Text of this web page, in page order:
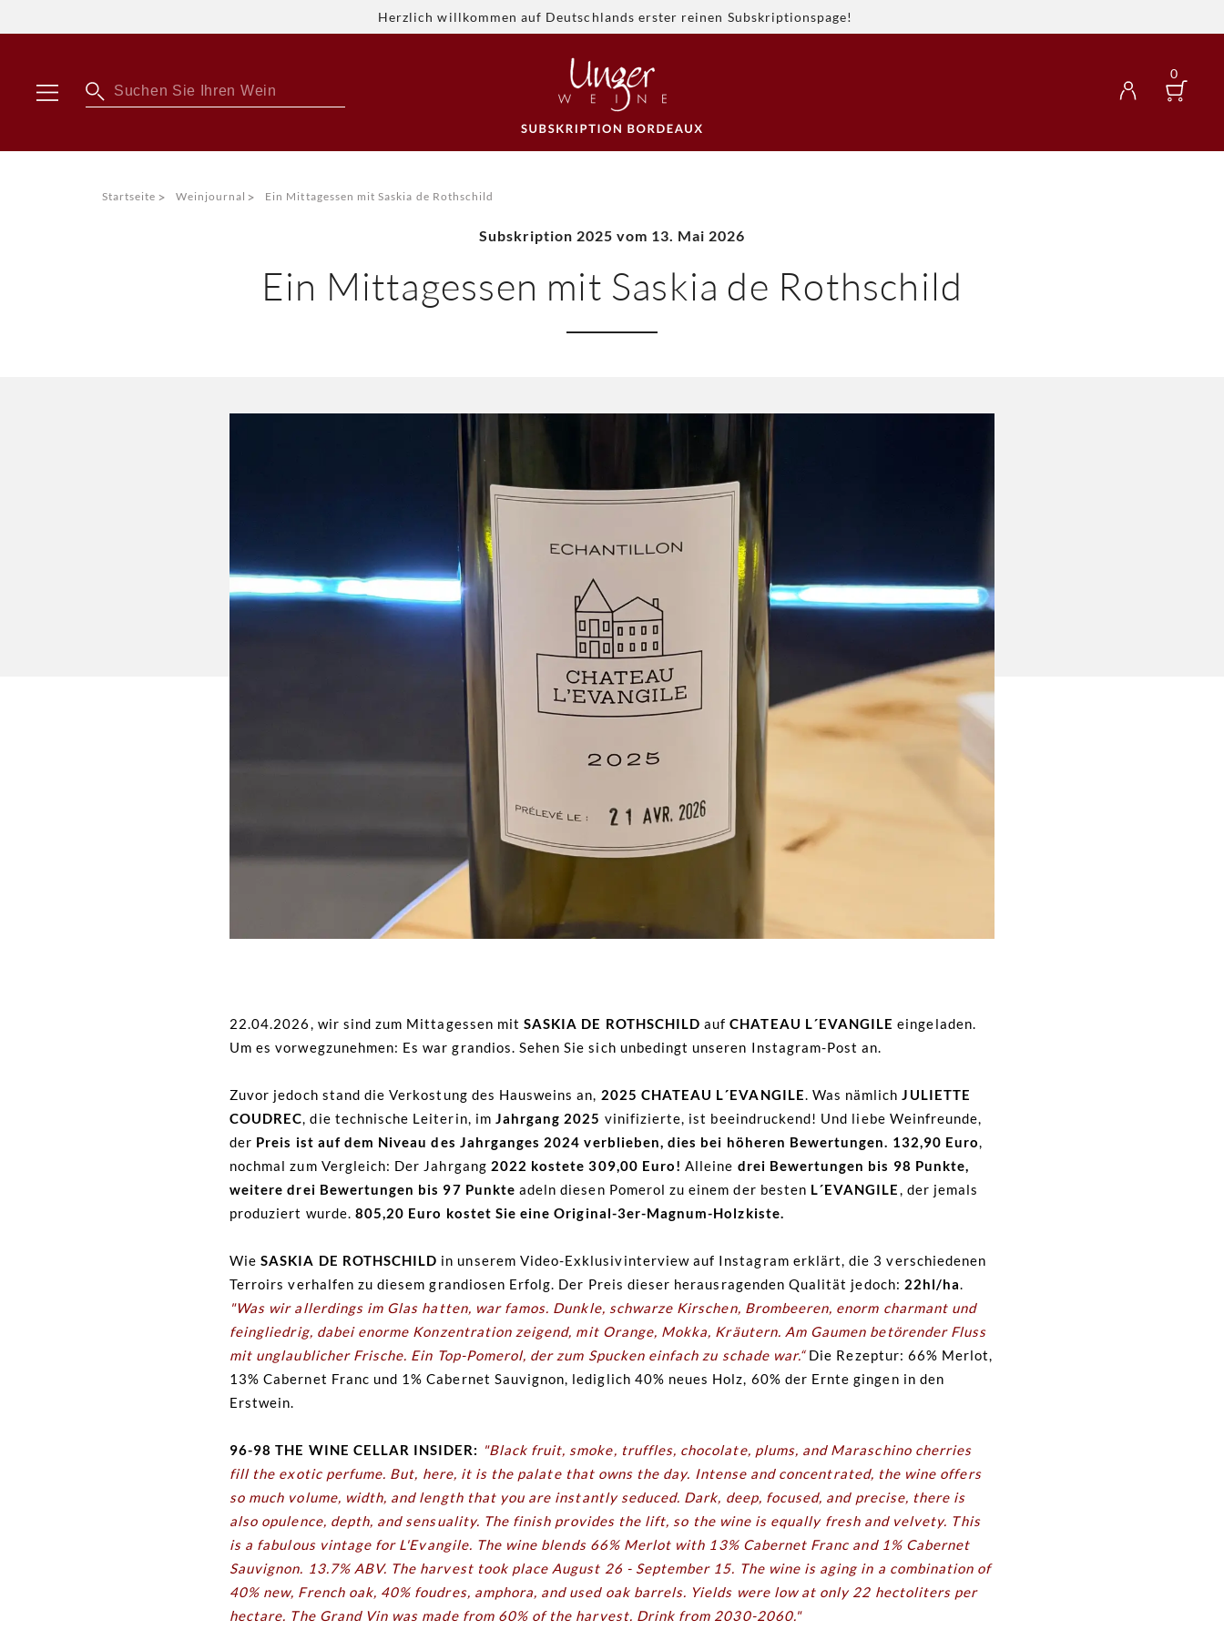
Herzlich willkommen auf Deutschlands erster reinen Subskriptionspage!
0
Startseite > Weinjournal > Ein Mittagessen mit Saskia de Rothschild
Subskription 2025 vom 13. Mai 2026
Ein Mittagessen mit Saskia de Rothschild
22.04.2026, wir sind zum Mittagessen mit SASKIA DE ROTHSCHILD aufCHATEAU L´EVANGILE eingeladen.
Um es vorwegzunehmen: Es war grandios. Sehen Sie sich unbedingt unseren Instagram-Post an.
Zuvor jedoch stand die Verkostung des Hausweins an, 2025 CHATEAU L´EVANGILE. Was nämlichJULIETTE
COUDREC, die technische Leiterin, im Jahrgang 2025 vinifizierte, ist beeindruckend! Und liebe Weinfreunde,
der Preis ist auf dem Niveau des Jahrganges 2024 verblieben, dies bei höheren Bewertungen. 132,90 Euro,
nochmal zum Vergleich: Der Jahrgang 2022 kostete 309,00 Euro! Alleine drei Bewertungen bis 98 Punkte,
weitere drei Bewertungen bis 97 Punkte adeln diesen Pomerol zu einem der besten L´EVANGILE, der jemals
produziert wurde. 805,20 Euro kostet Sie eine Original-3er-Magnum-Holzkiste.
WieSASKIA DE ROTHSCHILD in unserem Video-Exklusivinterview auf Instagram erklärt, die 3 verschiedenen
Terroirs verhalfen zu diesem grandiosen Erfolg. Der Preis dieser herausragenden Qualität jedoch: 22hl/ha.
"Was wir allerdings im Glas hatten, war famos. Dunkle, schwarze Kirschen, Brombeeren, enorm charmant und
feingliedrig, dabei enorme Konzentration zeigend, mit Orange, Mokka, Kräutern. Am Gaumen betörender Fluss
mit unglaublicher Frische. Ein Top-Pomerol, der zum Spucken einfach zu schade war.“Die Rezeptur: 66% Merlot,
13% Cabernet Franc und 1% Cabernet Sauvignon, lediglich 40% neues Holz, 60% der Ernte gingen in den
Erstwein.
96-98 THE WINE CELLAR INSIDER: "Black fruit, smoke, truffles, chocolate, plums, and Maraschino cherries
fill the exotic perfume. But, here, it is the palate that owns the day. Intense and concentrated, the wine offers
so much volume, width, and length that you are instantly seduced. Dark, deep, focused, and precise, there is
also opulence, depth, and sensuality. The finish provides the lift, so the wine is equally fresh and velvety. This
is a fabulous vintage for L'Evangile. The wine blends 66% Merlot with 13% Cabernet Franc and 1% Cabernet
Sauvignon. 13.7% ABV. The harvest took place August 26 - September 15. The wine is aging in a combination of
40% new, French oak, 40% foudres, amphora, and used oak barrels. Yields were low at only 22 hectoliters per
hectare. The Grand Vin was made from 60% of the harvest. Drink from 2030-2060."